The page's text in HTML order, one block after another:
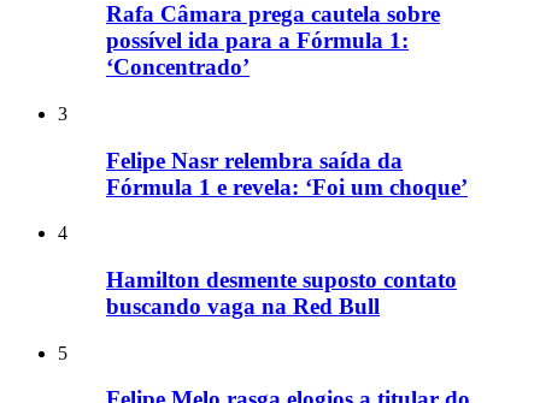
Rafa Câmara prega cautela sobre
possível ida para a Fórmula 1:
‘Concentrado’
3
Felipe Nasr relembra saída da
Fórmula 1 e revela: ‘Foi um choque’
4
Hamilton desmente suposto contato
buscando vaga na Red Bull
5